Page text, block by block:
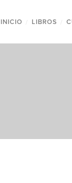
INICIO LIBROS